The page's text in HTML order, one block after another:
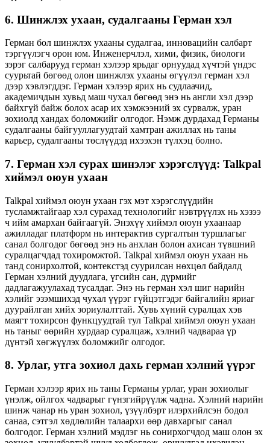
6. Шинжлэх ухаан, судалгааны Герман хэл
Герман бол шинжлэх ухааны судалгаа, инновацийн салбарт
тэргүүлэгч орон юм. Инженерчлэл, хими, физик, биологи
зэрэг салбарууд герман хэлээр ярьдаг орнуудад хүчтэй үндэс
суурьтай бөгөөд олон шинжлэх ухааны өгүүлэл герман хэл
дээр хэвлэгддэг. Герман хэлээр ярих нь судлаачид,
академичдын хувьд маш чухал бөгөөд энэ нь англи хэл дээр
байхгүй байж болох асар их хэмжээний эх сурвалж, уран
зохиолд хандах боломжийг олгодог. Нэмж дурдахад Германы
судалгааны байгууллагуудтай хамтран ажиллах нь таны
карьер, судалгааны төслүүдэд ихээхэн түлхэц болно.
7. Герман хэл сурах шинэлэг хэрэгслүүд: Talkpal
хиймэл оюун ухаан
Talkpal хиймэл оюун ухаан гэх мэт хэрэгслүүдийн
тусламжтайгаар хэл сурахад технологийг нэвтрүүлэх нь хэзээ
ч ийм амархан байгаагүй. Энэхүү хиймэл оюун ухаанаар
ажилладаг платформ нь интерактив сургалтын туршлагыг
санал болгодог бөгөөд энэ нь анхлан болон ахисан түвшний
суралцагчдад тохиромжтой. Talkpal хиймэл оюун ухаан нь
танд сонирхолтой, контекстэд суурилсан нөхцөл байдалд
Герман хэлний дуудлага, үгсийн сан, дүрмийг
дадлагажуулахад тусалдаг. Энэ нь герман хэл шиг нарийн
хэлийг эзэмшихэд чухал үүрэг гүйцэтгэдэг байгалийн яриаг
дуурайлган хийх зориулалттай. Хувь хүний ​​суралцах хэв
маягт тохирсон функцуудтай тул Talkpal хиймэл оюун ухаан
нь таныг өөрийн хурдаар суралцаж, хэлний чадвараа үр
дүнтэй хөгжүүлэх боломжийг олгодог.
8. Урлаг, утга зохиол дахь герман хэлний үүрэг
Герман хэлээр ярих нь таны Германы урлаг, уран зохиолыг
үнэлж, ойлгох чадварыг гүнзгийрүүлж чадна. Хэлний нарийн
шинж чанар нь уран зохиол, үзүүлбэрт илэрхийлсэн бодол
санаа, сэтгэл хөдлөлийн талаархи өөр давхаргыг санал
болгодог. Герман хэлний мэдлэг нь сонирхогчдод маш олон эх